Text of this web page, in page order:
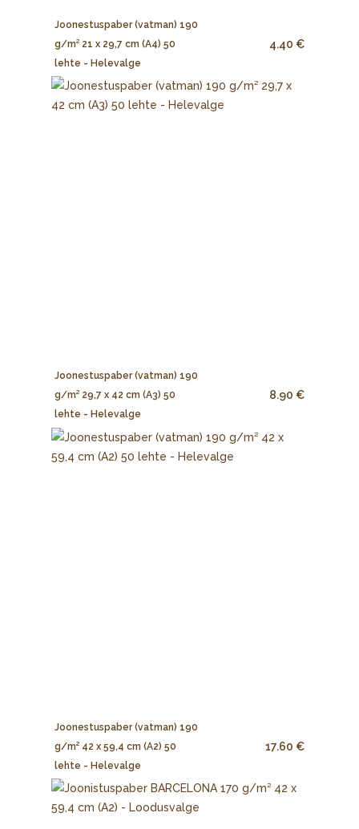
Joonestuspaber (vatman) 190
g/m² 21 x 29,7 cm (A4) 50
lehte - Helevalge
4.40 €
Joonestuspaber (vatman) 190
g/m² 29,7 x 42 cm (A3) 50
lehte - Helevalge
8.90 €
Joonestuspaber (vatman) 190
g/m² 42 x 59,4 cm (A2) 50
lehte - Helevalge
17.60 €